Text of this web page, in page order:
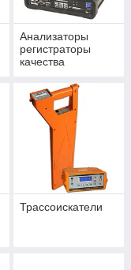
Анализаторы
регистраторы
качества
Трассоискатели